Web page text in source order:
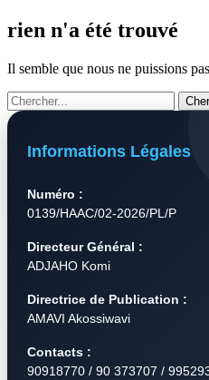
rien n'a été trouvé
Il semble que nous ne puissions
Informations Légales
Numéro :
0139/HAAC/02-2026/PL/P
Directeur Général :
ADJAHO Komi
Directrice de Publication :
AMAVI Akossiwavi
Contacts :
90918770 / 90 373707 /